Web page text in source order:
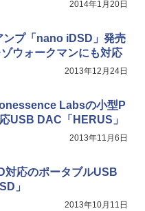
2014年1月20日
ンプ「nano iDSD」発売
ウォークマンにも対応
2013年12月24日
Labsの小型P
USB DAC「HERUS」
2013年11月6日
対応のポータブルUSB
」
2013年10月11日